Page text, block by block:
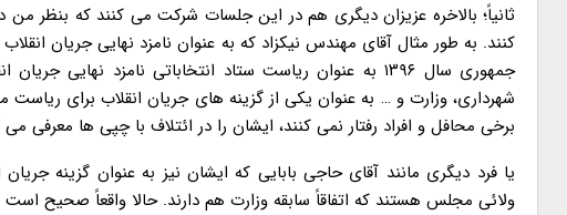
ثانیاً؛ بالاخره عزیزان دیگری هم در این جلسات شرکت می کنند که بنظر
کنند. به طور مثال آقای مهندس نیکزاد که به عنوان نامزد نهایی جریان
جمهوری سال ۱۳۹۶ به عنوان ریاست ستاد انتخاباتی نامزد
شهرداری، وزارت و … به عنوان یکی از گزینه های جریان انقلاب برای
برخی محافل و افراد رفتار نمی کنند، ایشان را در ائتلاف با چپی ها معرفی می
یا فرد دیگری مانند آقای حاجی بابایی که ایشان نیز به عنوان گزینه
ولائی مجلس هستند که اتفاقاً سابقه وزارت هم دارند. حالا واقعاً صحیح